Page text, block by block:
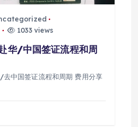
1033 views
华/中国签证流程和周
去中国签证流程和周期 费用分享